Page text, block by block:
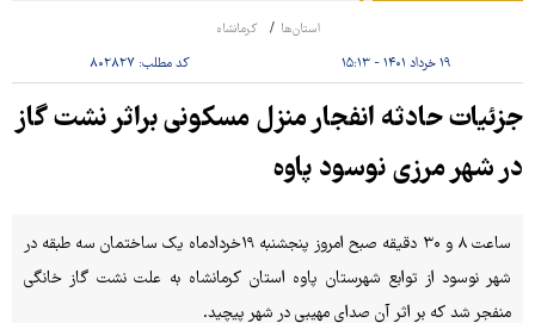
استان‌ها کرمانشاه
۱۹ خرداد ۱۴۰۱ - ۱۵:۱۳ کد مطلب: ۸۰۲۸۲۷
جزئیات حادثه انفجار منزل مسکونی براثر نشت گاز
در شهر مرزی نوسود پاوه
ساعت ۸ و ۳۰ دقیقه صبح امروز پنجشنبه ۱۹خردادماه یک ساختمان سه طبقه در
شهر نوسود از توابع شهرستان پاوه استان کرمانشاه به علت نشت گاز خانگی
منفجر شد که بر اثر آن صدای مهیبی در شهر پیچید.